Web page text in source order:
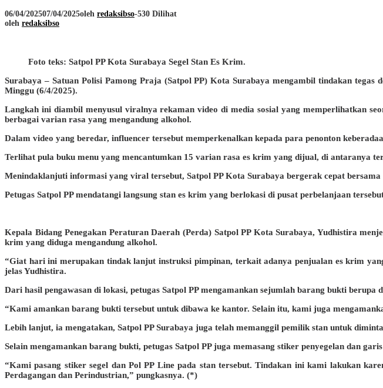
06/04/202507/04/2025oleh redaksibso-530 Dilihat
oleh redaksibso
Foto teks: Satpol PP Kota Surabaya Segel Stan Es Krim.
Surabaya – Satuan Polisi Pamong Praja (Satpol PP) Kota Surabaya mengambil tindakan
Minggu (6/4/2025).
Langkah ini diambil menyusul viralnya rekaman video di media sosial yang memperlihatkan
berbagai varian rasa yang mengandung alkohol.
Dalam video yang beredar, influencer tersebut memperkenalkan kepada para penonton
Terlihat pula buku menu yang mencantumkan 15 varian rasa es krim yang dijual, di antaranya
Menindaklanjuti informasi yang viral tersebut, Satpol PP Kota Surabaya bergerak cepat
Petugas Satpol PP mendatangi langsung stan es krim yang berlokasi di pusat perbelanjaan
Kepala Bidang Penegakan Peraturan Daerah (Perda) Satpol PP Kota Surabaya, Yudhistira
krim yang diduga mengandung alkohol.
“Giat hari ini merupakan tindak lanjut instruksi pimpinan, terkait adanya penjualan es krim
jelas Yudhistira.
Dari hasil pengawasan di lokasi, petugas Satpol PP mengamankan sejumlah barang bukti
“Kami amankan barang bukti tersebut untuk dibawa ke kantor. Selain itu, kami juga
Lebih lanjut, ia mengatakan, Satpol PP Surabaya juga telah memanggil pemilik stan untuk
Selain mengamankan barang bukti, petugas Satpol PP juga memasang stiker penyegelan dan
“Kami pasang stiker segel dan Pol PP Line pada stan tersebut. Tindakan ini kami lakukan
Perdagangan dan Perindustrian,” pungkasnya. (*)